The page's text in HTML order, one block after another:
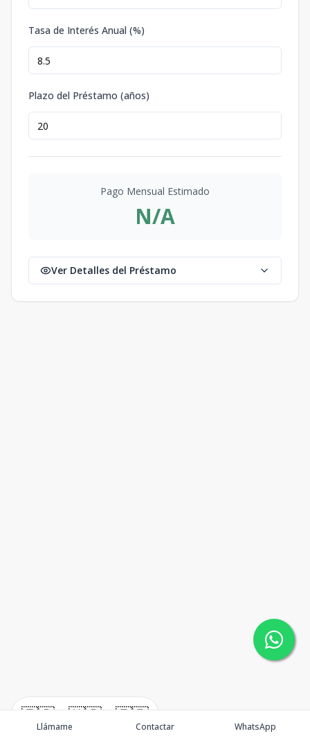
🇪🇸 🇺🇸 🇫🇷
Tasa de Interés Anual (%)
Plazo del Préstamo (años)
Pago Mensual Estimado
N/A
Ver Detalles del Préstamo
Llámame Contactar WhatsApp